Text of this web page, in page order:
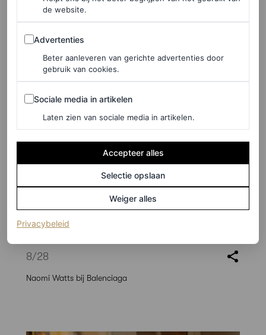
©GETTY IMAGES
8/28
Naomi Watts bij Balenciaga
de website.
Advertenties
Advertenties
Beter aanleveren van gerichte advertenties door
gebruik van cookies.
Sociale media in artikelen
Sociale media in artikelen
Laten zien van sociale media in artikelen.
Accepteer alles
Selectie opslaan
Weiger alles
Privacybeleid